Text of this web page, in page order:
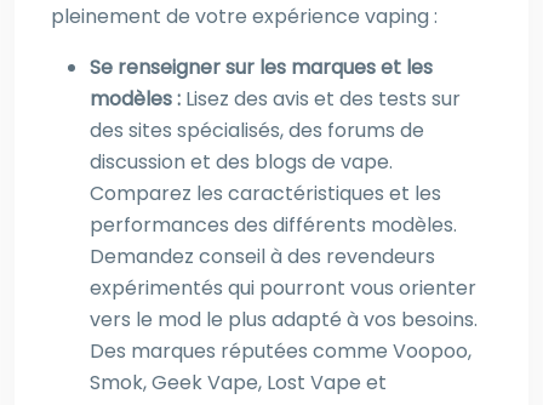
pleinement de votre expérience vaping :
Se renseigner sur les marques et les
modèles : Lisez des avis et des tests sur
des sites spécialisés, des forums de
discussion et des blogs de vape.
Comparez les caractéristiques et les
performances des différents modèles.
Demandez conseil à des revendeurs
expérimentés qui pourront vous orienter
vers le mod le plus adapté à vos besoins.
Des marques réputées comme Voopoo,
Smok, Geek Vape, Lost Vape et